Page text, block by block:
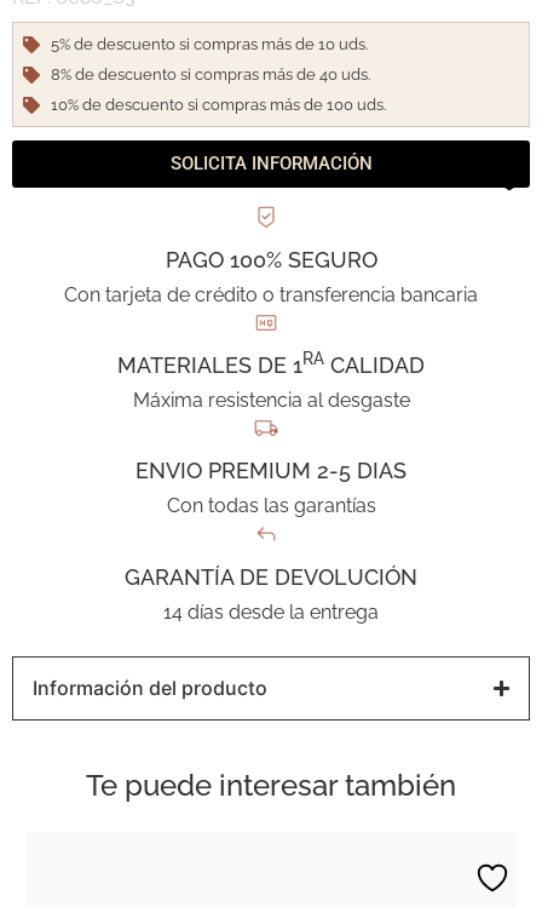
5% de descuento si compras más de 10 uds.
8% de descuento si compras más de 40 uds.
10% de descuento si compras más de 100 uds.
SOLICITA INFORMACIÓN
PAGO 100% SEGURO
Con tarjeta de crédito o transferencia bancaria
MATERIALES DE 1RA CALIDAD
Máxima resistencia al desgaste
ENVIO PREMIUM 2-5 DIAS
Con todas las garantías
GARANTÍA DE DEVOLUCIÓN
14 días desde la entrega
Información del producto
Te puede interesar también